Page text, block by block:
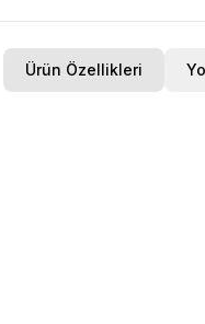
Ürün Özellikleri